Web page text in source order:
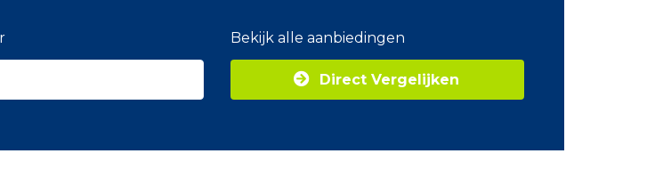
a
e
m
Z
j
Bekijk alle aanbiedingen
Direct Vergelijken